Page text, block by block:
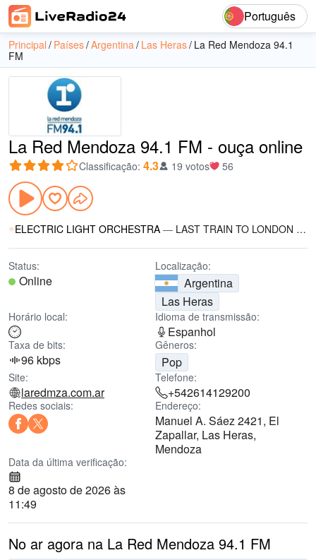
Português
Principal Países Argentina Las Heras La Red Mendoza 94.1
FM
La Red Mendoza 94.1 FM - ouça online
Classificação: 4.3 19 votos 56
ELECTRIC LIGHT ORCHESTRA — LAST TRAIN TO LONDON 1979
Status:
Online
Localização:
Argentina
Las Heras
Horário local: Idioma de transmissão:
Espanhol
Taxa de bits:
96 kbps
Gêneros:
Pop
Site:
laredmza.com.ar
Telefone:
+542614129200
Redes sociais: Endereço:
Manuel A. Sáez 2421, El
Zapallar, Las Heras,
Mendoza
Data da última verificação:
8 de agosto de 2026 às
11:49
No ar agora na La Red Mendoza 94.1 FM